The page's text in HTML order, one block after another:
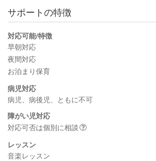
サポートの特徴
対応可能/特徴
早朝対応
夜間対応
お泊まり保育
病児対応
病児、病後児、ともに不可
障がい児対応
対応可否は個別に相談
レッスン
音楽レッスン